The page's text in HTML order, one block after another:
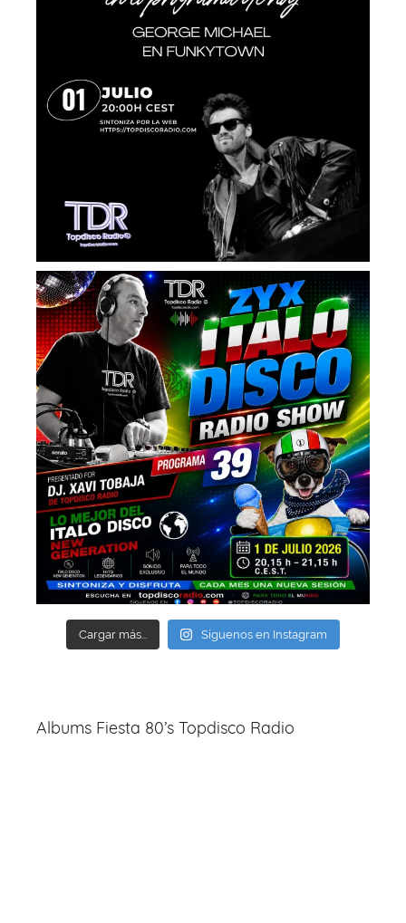
Cargar más... Síguenos en Instagram
Albums Fiesta 80’s Topdisco Radio